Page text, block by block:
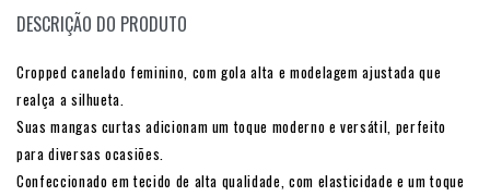
DESCRIÇÃO DO PRODUTO
Cropped canelado feminino, com gola alta e modelagem ajustada que
realça a silhueta.
Suas mangas curtas adicionam um toque moderno e versátil, perfeito
para diversas ocasiões.
Confeccionado em tecido de alta qualidade, com elasticidade e um toque